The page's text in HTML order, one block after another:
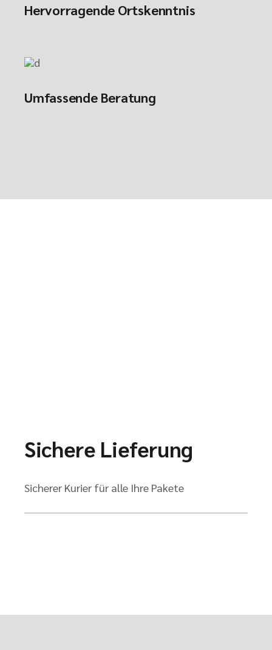
Hervorragende Ortskenntnis
Umfassende Beratung
Sichere Lieferung
Sicherer Kurier für alle Ihre Pakete